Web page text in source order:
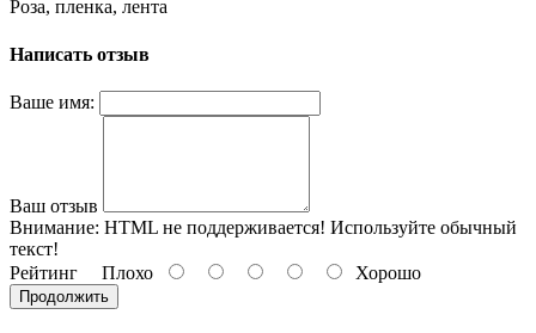
Роза, пленка, лента
Написать отзыв
Ваше имя:
Ваш отзыв
Внимание: HTML не поддерживается! Используйте обычный
текст!
Рейтинг Плохо Хорошо
Продолжить